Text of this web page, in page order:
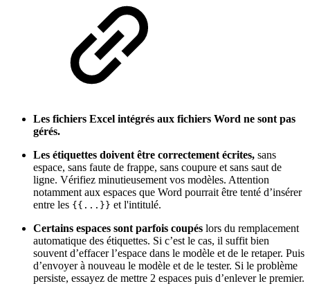
Les fichiers Excel intégrés aux fichiers Word ne sont pas
gérés.
Les étiquettes doivent être correctement écrites, sans
espace, sans faute de frappe, sans coupure et sans saut de
ligne. Vérifiez minutieusement vos modèles. Attention
notamment aux espaces que Word pourrait être tenté d’insérer
entre les {{...}} et l'intitulé.
Certains espaces sont parfois coupés lors du remplacement
automatique des étiquettes. Si c’est le cas, il suffit bien
souvent d’effacer l’espace dans le modèle et de le retaper. Puis
d’envoyer à nouveau le modèle et de le tester. Si le problème
persiste, essayez de mettre 2 espaces puis d’enlever le premier.